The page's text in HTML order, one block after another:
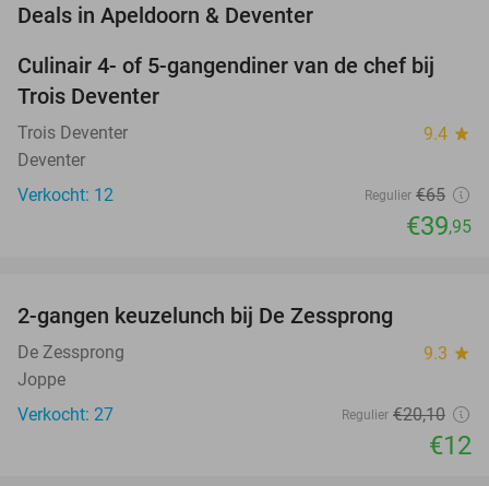
Deals in Apeldoorn & Deventer
39%
TODAY
Culinair 4- of 5-gangendiner van de chef bij
Trois Deventer
Trois Deventer 9.4 star
Deventer
Verkocht: 12
Regulier €65
€39,95
NEW
TODAY
2-gangen keuzelunch bij De Zessprong
De Zessprong 9.3 star
Joppe
Verkocht: 27
Regulier €20,10
€12